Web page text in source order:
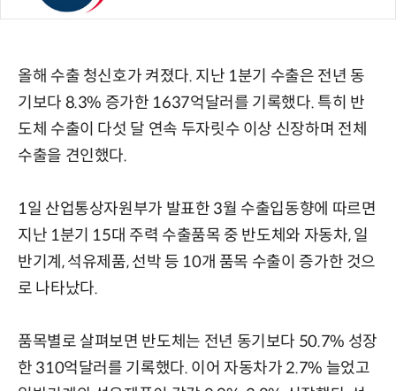
올해 수출 청신호가 켜졌다. 지난 1분기 수출은 전년 동
기보다 8.3% 증가한 1637억달러를 기록했다. 특히 반
도체 수출이 다섯 달 연속 두자릿수 이상 신장하며 전체
수출을 견인했다.
1일 산업통상자원부가 발표한 3월 수출입동향에 따르면
지난 1분기 15대 주력 수출품목 중 반도체와 자동차, 일
반기계, 석유제품, 선박 등 10개 품목 수출이 증가한 것으
로 나타났다.
품목별로 살펴보면 반도체는 전년 동기보다 50.7% 성장
한 310억달러를 기록했다. 이어 자동차가 2.7% 늘었고